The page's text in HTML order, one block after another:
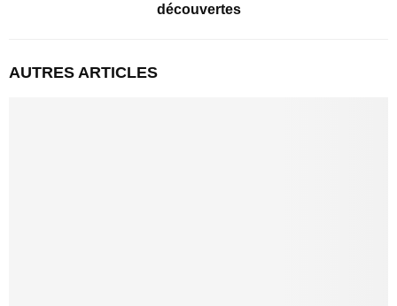
découvertes
AUTRES ARTICLES